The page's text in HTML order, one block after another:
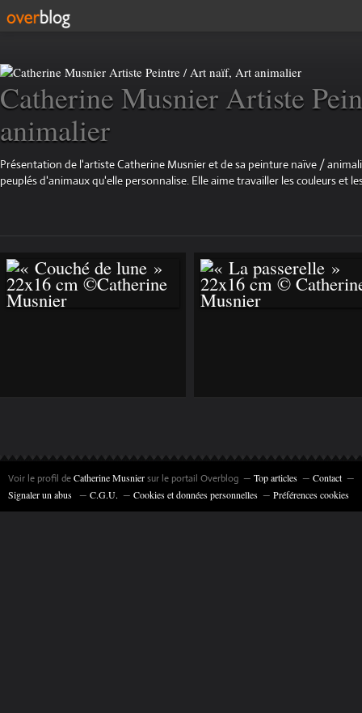
Catherine Musnier Artiste
animalier
Présentation de l'artiste Catherine Musnier et de sa peinture naïve /
peuplés d'animaux qu'elle personnalise. Elle aime travailler les couleurs et
©️CATHERINE
CATHERINE
Voir le profil deCatherine Musniersur le portail Overblog Top articles
Contact
Signaler un abus
C.G.U. Cookies et données personnelles Préférences cookies